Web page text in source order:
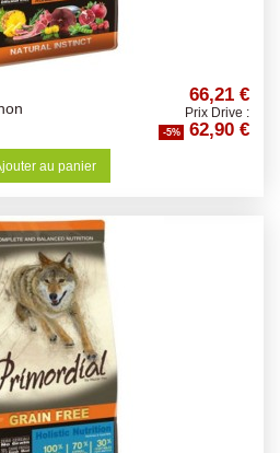
66,21 €
Prix Drive :
-5% 62,90 €
au panier